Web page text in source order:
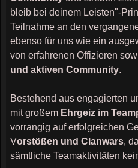
bleib bei deinem Leisten"-
Teilnahme an den
ebenso für uns wie ein
von erfahrenen Offizieren
und aktiven Community.
Bestehend aus engagierten
mit großem Ehrgeiz im
vorrangig auf erfolgreichen
Vorstößen und Clanwars,
sämtliche Teamaktivitäten